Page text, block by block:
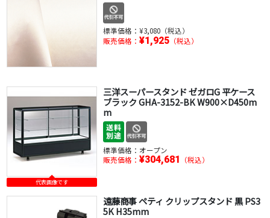
標準価格： ¥3,080（税込）
販売価格： ¥1,925（税込）
代表画像です
三洋スーパースタンド ゼガロG 平ケース
ブラック GHA-3152-BK W900×D450m
m
標準価格： オープン
販売価格： ¥304,681 （税込）
遠藤商事 ペティ クリップスタンド 黒 PS3
5K H35mm